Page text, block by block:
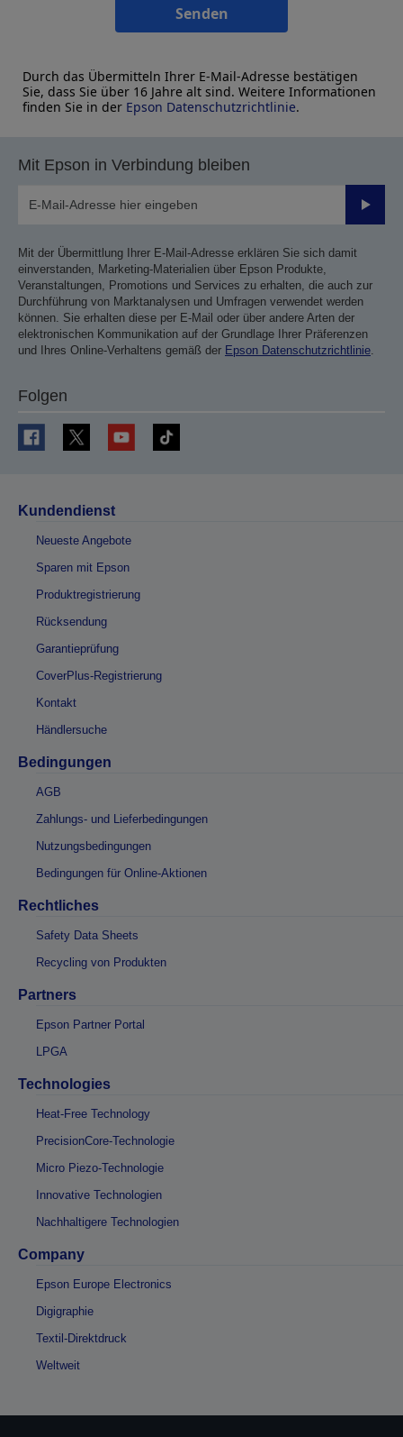
Senden
Durch das Übermitteln Ihrer E-Mail-Adresse bestätigen
Sie, dass Sie über 16 Jahre alt sind. Weitere Informationen
finden Sie in der Epson Datenschutzrichtlinie.
Mit Epson in Verbindung bleiben
Mit der Übermittlung Ihrer E-Mail-Adresse erklären Sie sich damit
einverstanden, Marketing-Materialien über Epson Produkte,
Veranstaltungen, Promotions und Services zu erhalten, die auch zur
Durchführung von Marktanalysen und Umfragen verwendet werden
können. Sie erhalten diese per E-Mail oder über andere Arten der
elektronischen Kommunikation auf der Grundlage Ihrer Präferenzen
und Ihres Online-Verhaltens gemäß der Epson Datenschutzrichtlinie.
Folgen
Kundendienst
Neueste Angebote
Sparen mit Epson
Produktregistrierung
Rücksendung
Garantieprüfung
CoverPlus-Registrierung
Kontakt
Händlersuche
Bedingungen
AGB
Zahlungs- und Lieferbedingungen
Nutzungsbedingungen
Bedingungen für Online-Aktionen
Rechtliches
Safety Data Sheets
Recycling von Produkten
Partners
Epson Partner Portal
LPGA
Technologies
Heat-Free Technology
PrecisionCore-Technologie
Micro Piezo-Technologie
Innovative Technologien
Nachhaltigere Technologien
Company
Epson Europe Electronics
Digigraphie
Textil-Direktdruck
Weltweit